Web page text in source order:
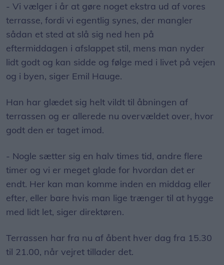
- Vi vælger i år at gøre noget ekstra ud af vores
terrasse, fordi vi egentlig synes, der mangler
sådan et sted at slå sig ned hen på
eftermiddagen i afslappet stil, mens man nyder
lidt godt og kan sidde og følge med i livet på vejen
og i byen, siger Emil Hauge.
Han har glædet sig helt vildt til åbningen af
terrassen og er allerede nu overvældet over, hvor
godt den er taget imod.
- Nogle sætter sig en halv times tid, andre flere
timer og vi er meget glade for hvordan det er
endt. Her kan man komme inden en middag eller
efter, eller bare hvis man lige trænger til at hygge
med lidt let, siger direktøren.
Terrassen har fra nu af åbent hver dag fra 15.30
til 21.00, når vejret tillader det.